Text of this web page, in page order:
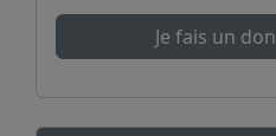
Je fais un don